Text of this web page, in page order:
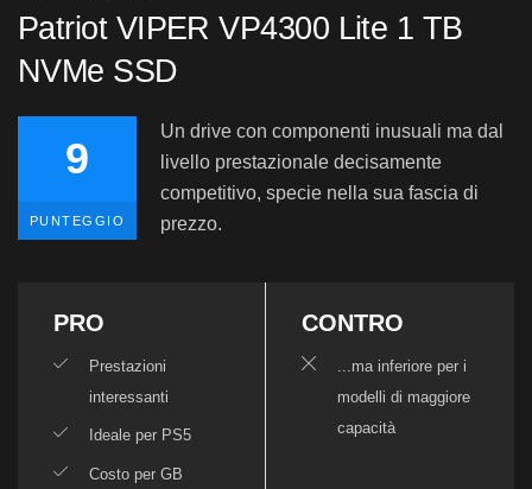
Patriot VIPER VP4300 Lite 1 TB
NVMe SSD
9
PUNTEGGIO
Un drive con componenti inusuali ma dal
livello prestazionale decisamente
competitivo, specie nella sua fascia di
prezzo.
PRO
Prestazioni
interessanti
Ideale per PS5
Costo per GB
CONTRO
...ma inferiore per i
modelli di maggiore
capacità